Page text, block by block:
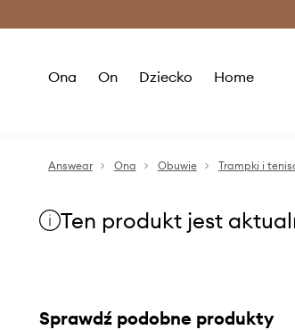
Ona On Dziecko Home
Answear Ona Obuwie Trampki i
Ten produkt jest
Sprawdź podobne produkty